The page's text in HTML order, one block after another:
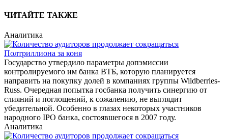
ЧИТАЙТЕ ТАКЖЕ
Аналитика
Полтриллиона за коня
Государство утвердило параметры допэмиссии
контролируемого им банка ВТБ, которую планируется
направить на покупку долей в компаниях группы Wildberries-
Russ. Очередная попытка госбанка получить синергию от
слияний и поглощений, к сожалению, не выглядит
убедительной. Особенно в глазах некоторых участников
народного IPO банка, состоявшегося в 2007 году.
Аналитика